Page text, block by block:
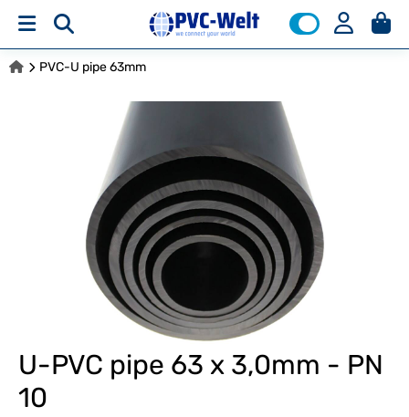
PVC-U pipe 63mm
U-PVC pipe 63 x 3,0mm - PN
10